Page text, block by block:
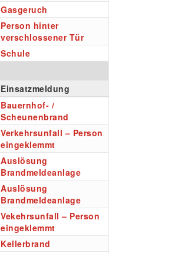
Gasgeruch
Person hinter
verschlossener Tür
Schule
Einsatzmeldung
Bauernhof- /
Scheunenbrand
Verkehrsunfall – Person
eingeklemmt
Auslösung
Brandmeldeanlage
Auslösung
Brandmeldeanlage
Vekehrsunfall – Person
eingeklemmt
Kellerbrand